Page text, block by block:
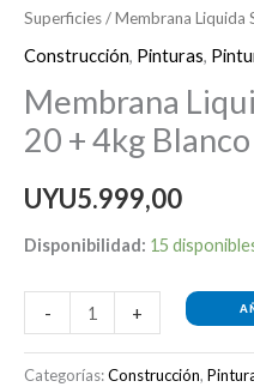
Superficies/ Membrana Liquida
Construcción, Pinturas,
Membrana
20 + 4kg Blanco
UYU5.999,00
Disponibilidad: 15
- +
Categorías:Construcción,